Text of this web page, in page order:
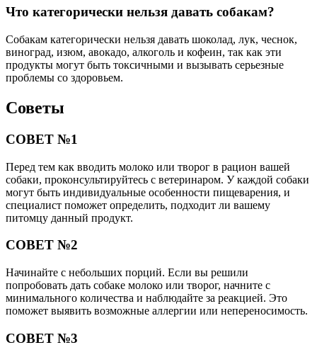
Что категорически нельзя давать собакам?
Собакам категорически нельзя давать шоколад, лук, чеснок,
виноград, изюм, авокадо, алкоголь и кофеин, так как эти
продукты могут быть токсичными и вызывать серьезные
проблемы со здоровьем.
Советы
СОВЕТ №1
Перед тем как вводить молоко или творог в рацион вашей
собаки, проконсультируйтесь с ветеринаром. У каждой собаки
могут быть индивидуальные особенности пищеварения, и
специалист поможет определить, подходит ли вашему
питомцу данный продукт.
СОВЕТ №2
Начинайте с небольших порций. Если вы решили
попробовать дать собаке молоко или творог, начните с
минимального количества и наблюдайте за реакцией. Это
поможет выявить возможные аллергии или непереносимость.
СОВЕТ №3